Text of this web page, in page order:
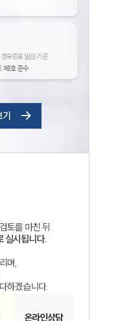
유증표 발급 기준
1호 준수
토를 마친 뒤
실시됩니다.
며,
하겠습니다.
온라인상담